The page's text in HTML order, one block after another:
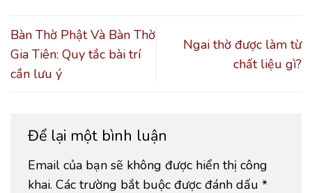
Bàn Thờ Phật Và Bàn Thờ
Gia Tiên: Quy tắc bài trí
cần lưu ý
Ngai thờ được làm từ
chất liệu gì?
Để lại một bình luận
Email của bạn sẽ không được hiển thị công
khai. Các trường bắt buộc được đánh dấu *